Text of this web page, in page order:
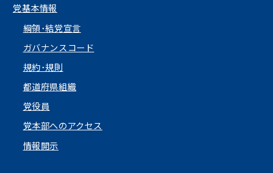
党基本情報
綱領･結党宣言
ガバナンスコード
規約･規則
都道府県組織
党役員
党本部へのアクセス
情報開示